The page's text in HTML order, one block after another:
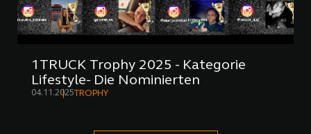
1TRUCK Trophy 2025 - Kategorie
Lifestyle- Die Nominierten
04.11.2025TROPHY